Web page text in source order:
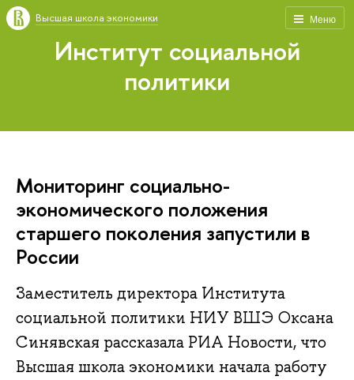
Меню
Высшая школа экономики
Институт социальной
политики
Мониторинг социально-
экономического положения
старшего поколения запустили в
России
Заместитель директора Института
социальной политики НИУ ВШЭ Оксана
Синявская рассказала РИА Новости, что
Высшая школа экономики начала работу